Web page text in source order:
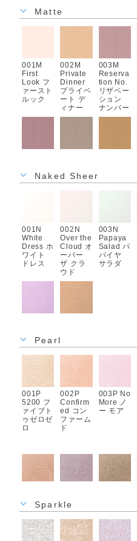
Matte
001M
First
Look フ
ァースト
ルック
002M
Private
Dinner
プライベ
ート デ
ィナー
003M
Reserva
tion No.
リザベー
ション
ナンバー
ファイン
ダー
Shootin
g フォト
オン ロ
013M
Apple
プル ボ
014M
Stuck in
Traffic
スタック
ラフィッ
015M
Small
Naked Sheer
001N
White
Dress ホ
ワイト
ドレス
002N
Over the
Cloud オ
ーバー
ザ クラ
ウド
003N
Papaya
Salad パ
パイヤ
サラダ
Break ラ
ンチ ブ
レイク
ーチング
Pearl
001P
5200 フ
ァイブト
ゥゼロゼ
ロ
002P
Confirm
ed コン
ファーム
ド
003P No
More ノ
ー モア
Laptop
ラップト
ップ
Shutter
Speed
シャッタ
ー スピ
ード
ー クォ
ーター
Sparkle